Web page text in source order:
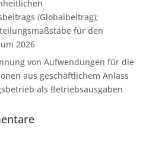
(Globalbeitrag);
für den
2026
von Aufwendungen für die
aus geschäftlichem Anlass
als Betriebsausgaben